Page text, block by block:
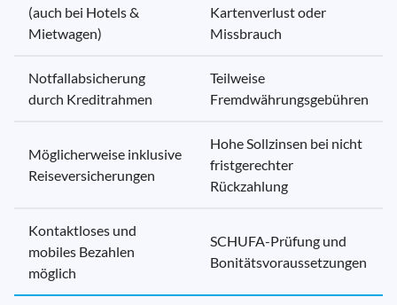
(auch bei Hotels &
Mietwagen)
Kartenverlust oder
Missbrauch
Notfallabsicherung
durch Kreditrahmen
Teilweise
Fremdwährungsgebühren
Möglicherweise inklusive
Reiseversicherungen
Hohe Sollzinsen bei nicht
fristgerechter
Rückzahlung
Kontaktloses und
mobiles Bezahlen
möglich
SCHUFA-Prüfung und
Bonitätsvoraussetzungen